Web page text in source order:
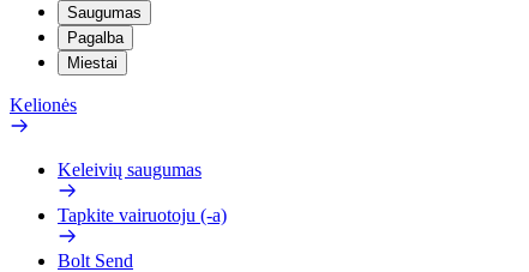
Saugumas
Pagalba
Miestai
Kelionės
Keleivių saugumas
Tapkite vairuotoju (-a)
Bolt Send